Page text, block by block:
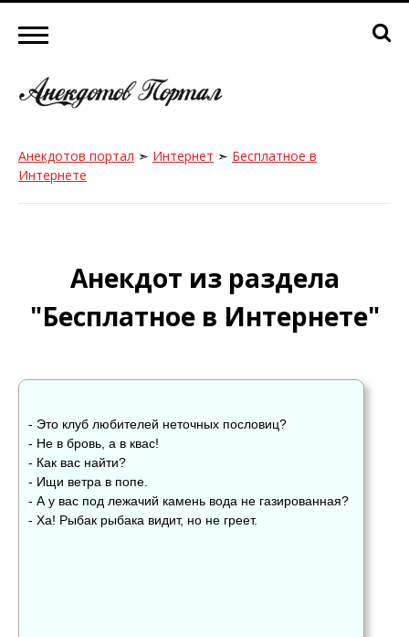
Анекдотов портал ➣ Интернет ➣ Бесплатное в
Интернете
Анекдот из раздела
"Бесплатное в Интернете"
- Это клуб любителей неточных пословиц?
- Не в бровь, а в квас!
- Как вас найти?
- Ищи ветра в попе.
- А у вас под лежачий камень вода не газированная?
- Ха! Рыбак рыбака видит, но не греет.